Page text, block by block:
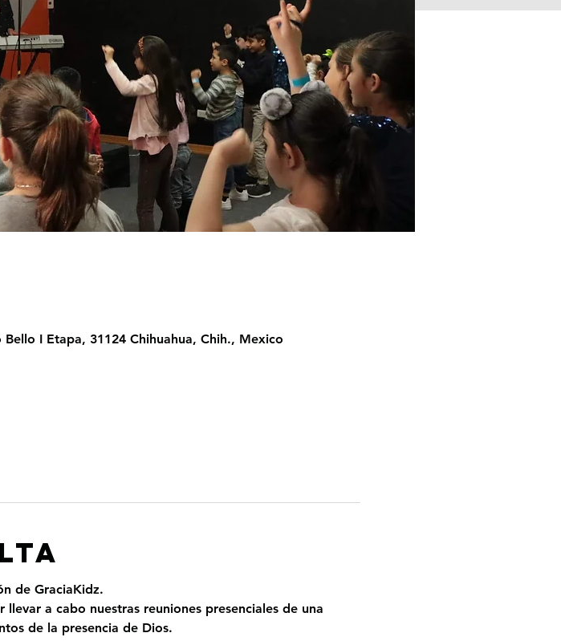
I Etapa, 31124 Chihuahua, Chih., Mexico
de GraciaKidz.
a cabo nuestras reuniones presenciales de una
de la presencia de Dios.